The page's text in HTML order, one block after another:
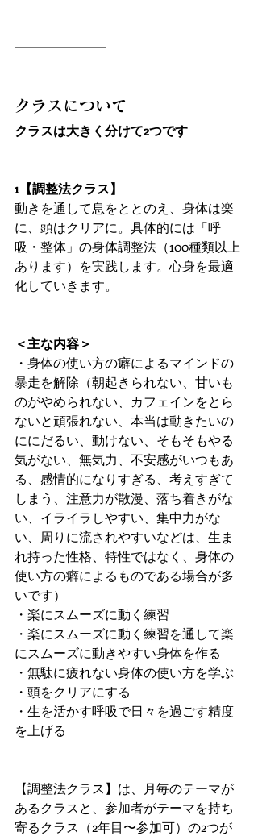
クラスについて
クラスは大きく分けて2つです
1【調整法クラス】
動きを通して息をととのえ、身体は楽
に、頭はクリアに。具体的には「呼
吸・整体」の身体調整法（100種類以上
あります）を実践します。心身を最適
化していきます。
＜主な内容＞
・身体の使い方の癖によるマインドの
暴走を解除（朝起きられない、甘いも
のがやめられない、カフェインをとら
ないと頑張れない、本当は動きたいの
ににだるい、動けない、そもそもやる
気がない、無気力、不安感がいつもあ
る、感情的になりすぎる、考えすぎて
しまう、注意力が散漫、落ち着きがな
い、イライラしやすい、集中力がな
い、周りに流されやすいなどは、生ま
れ持った性格、特性ではなく、身体の
使い方の癖によるものである場合が多
いです）
・楽にスムーズに動く練習
・楽にスムーズに動く練習を通して楽
にスムーズに動きやすい身体を作る
・無駄に疲れない身体の使い方を学ぶ
・頭をクリアにする
・生を活かす呼吸で日々を過ごす精度
を上げる
【調整法クラス】は、月毎のテーマが
あるクラスと、参加者がテーマを持ち
寄るクラス（2年目〜参加可）の2つが